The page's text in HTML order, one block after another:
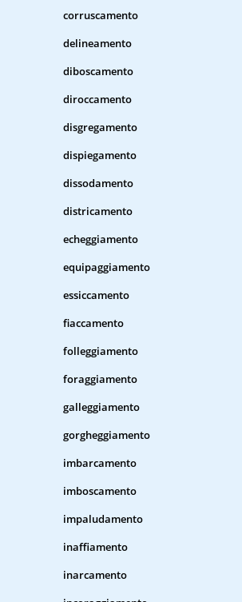
corruscamento
delineamento
diboscamento
diroccamento
disgregamento
dispiegamento
dissodamento
districamento
echeggiamento
equipaggiamento
essiccamento
fiaccamento
folleggiamento
foraggiamento
galleggiamento
gorgheggiamento
imbarcamento
imboscamento
impaludamento
inaffiamento
inarcamento